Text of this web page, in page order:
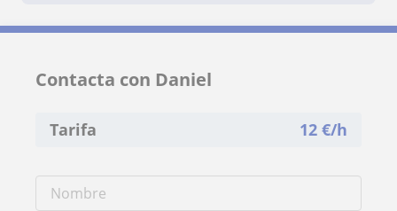
Contacta con Daniel
Tarifa 12 €/h